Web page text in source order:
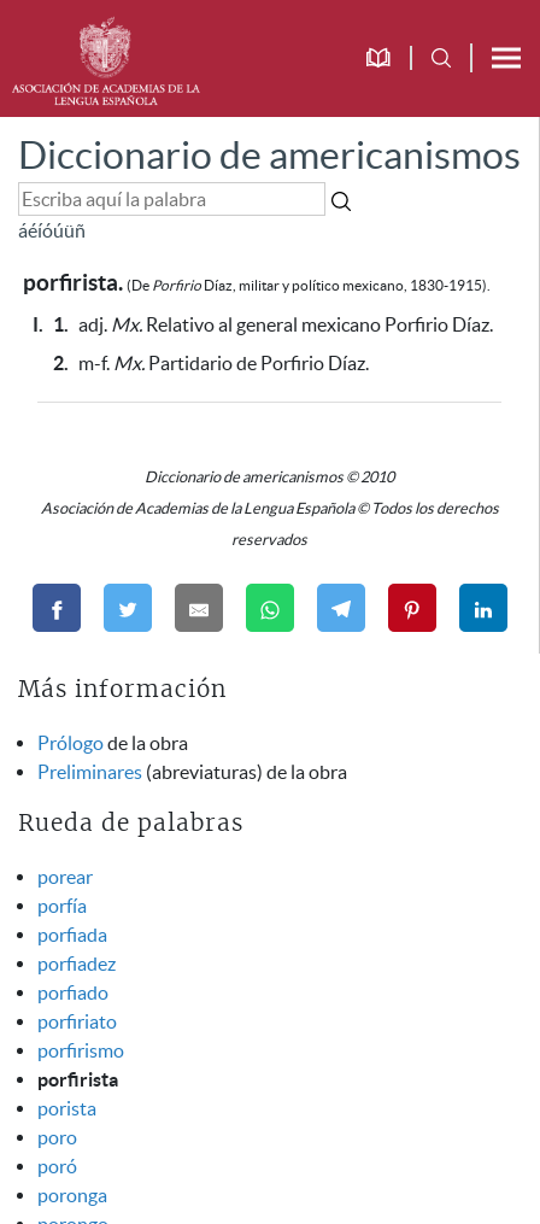
Diccionario de americanismos
áéíóúüñ
porfirista. (De Porfirio Díaz, militar y político mexicano, 1830-1915).
I. 1. adj. Mx. Relativo al general mexicano Porfirio Díaz.
2. m-f. Mx. Partidario de Porfirio Díaz.
Diccionario de americanismos © 2010
Asociación de Academias de la Lengua Española © Todos los derechos
reservados
Más información
Prólogode la obra
Preliminares (abreviaturas) de la obra
Rueda de palabras
porear
porfía
porfiada
porfiadez
porfiado
porfiriato
porfirismo
porfirista
porista
poro
poró
poronga